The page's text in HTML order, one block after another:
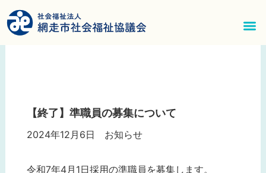
容
を
メ
【終了】準職員の募集について
2024年12月6日 お知らせ
令和7年4月1日採用の準職員を募集します。